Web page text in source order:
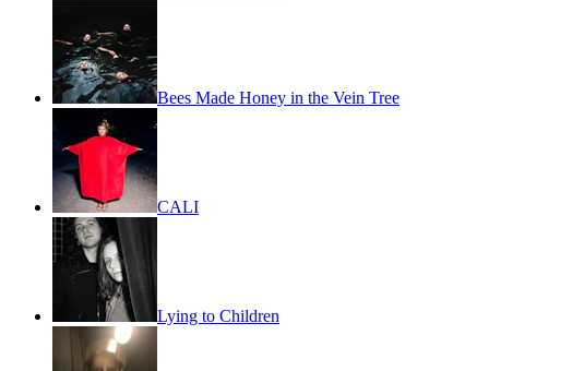
Bees Made Honey in the Vein Tree
CALI
Lying to Children